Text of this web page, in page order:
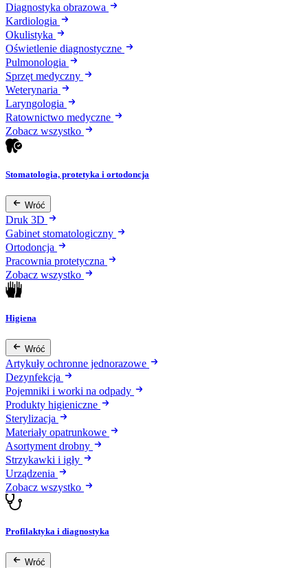
Diagnostyka obrazowa
Kardiologia
Okulistyka
Oświetlenie diagnostyczne
Pulmonologia
Sprzęt medyczny
Weterynaria
Laryngologia
Ratownictwo medyczne
Zobacz wszystko
Stomatologia, protetyka i ortodoncja
Wróć
Druk 3D
Gabinet stomatologiczny
Ortodoncja
Pracownia protetyczna
Zobacz wszystko
Higiena
Wróć
Artykuły ochronne jednorazowe
Dezynfekcja
Pojemniki i worki na odpady
Produkty higieniczne
Sterylizacja
Materiały opatrunkowe
Asortyment drobny
Strzykawki i igły
Urządzenia
Zobacz wszystko
Profilaktyka i diagnostyka
Wróć